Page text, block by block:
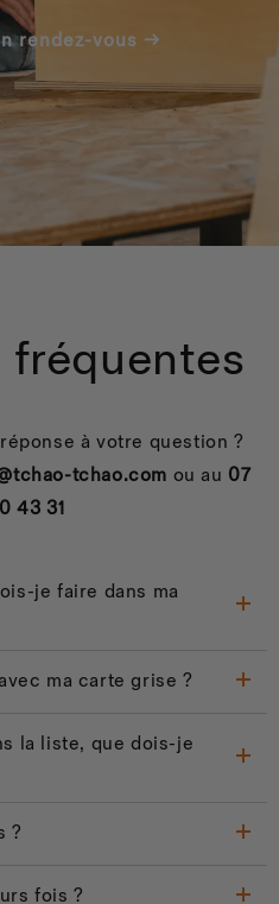
rendez-vous →
à votre question ?
tchao.com ou au 07
43 31
je faire dans ma
ma carte grise ?
la liste, que dois-je
?
fois ?